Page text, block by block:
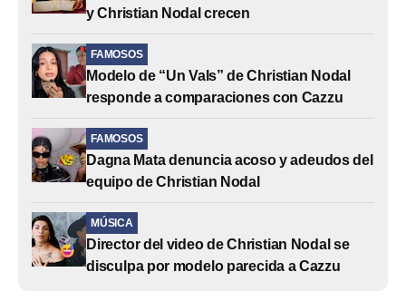
y Christian Nodal crecen
FAMOSOS
Modelo de “Un Vals” de Christian Nodal
responde a comparaciones con Cazzu
FAMOSOS
Dagna Mata denuncia acoso y adeudos del
equipo de Christian Nodal
MÚSICA
Director del video de Christian Nodal se
disculpa por modelo parecida a Cazzu